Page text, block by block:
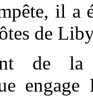
il a
de
de
engage